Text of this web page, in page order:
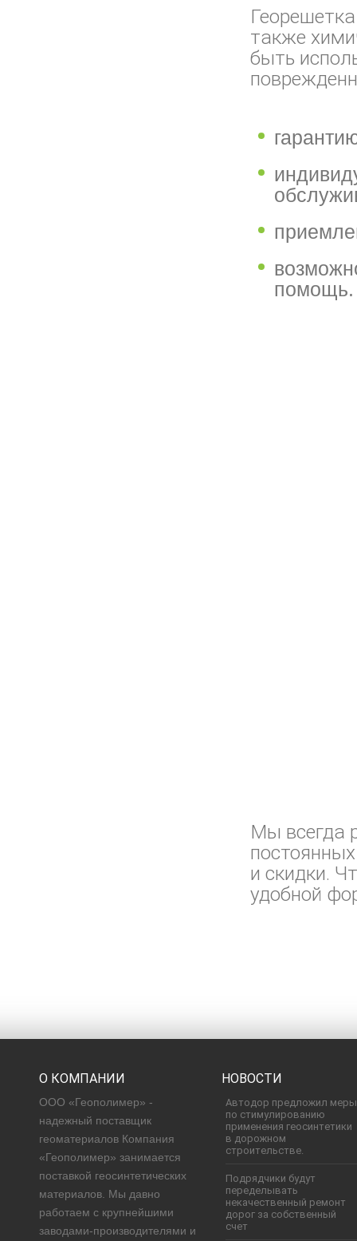
также
быть
помощь.
Мы всегда
и скидки.
удобной
О КОМПАНИИ
ООО «Геополимер» -
надежный поставщик
геоматериалов Компания
«Геополимер» занимается
поставкой геосинтетических
материалов. Мы давно
работаем с крупнейшими
заводами-производителями и
НОВОСТИ
Автодор предложил меры
по стимулированию
применения геосинтетики
в дорожном
строительстве.
Подрядчики будут
переделывать
некачественный ремонт
дорог за собственный
счет